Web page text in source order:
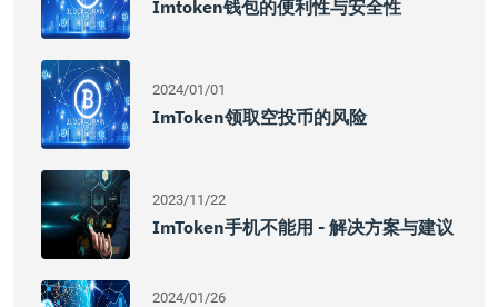
Imtoken钱包的便利性与安全性
2024/01/01
ImToken领取空投币的风险
2023/11/22
ImToken手机不能用 - 解决方案与建议
2024/01/26